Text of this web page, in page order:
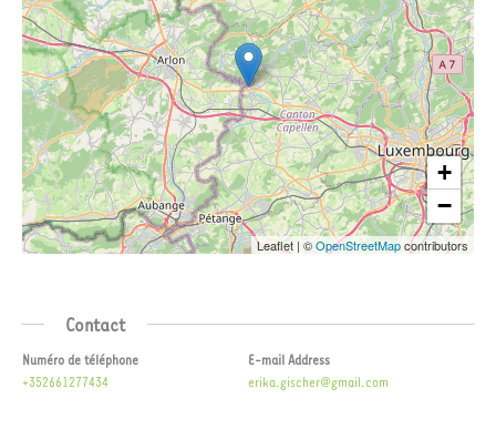
+
−
Leaflet | ©OpenStreetMapcontributors
Contact
Numéro de téléphone
+352661277434
E-mail Address
erika.gischer@gmail.com